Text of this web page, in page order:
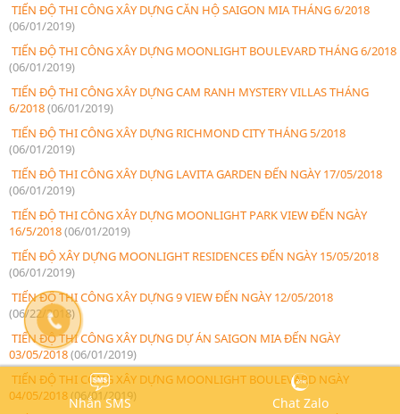
TIẾN ĐỘ THI CÔNG XÂY DỰNG CĂN HỘ SAIGON MIA THÁNG 6/2018
(06/01/2019)
TIẾN ĐỘ THI CÔNG XÂY DỰNG MOONLIGHT BOULEVARD THÁNG 6/2018
(06/01/2019)
TIẾN ĐỘ THI CÔNG XÂY DỰNG CAM RANH MYSTERY VILLAS THÁNG
6/2018(06/01/2019)
TIẾN ĐỘ THI CÔNG XÂY DỰNG RICHMOND CITY THÁNG 5/2018
(06/01/2019)
TIẾN ĐỘ THI CÔNG XÂY DỰNG LAVITA GARDEN ĐẾN NGÀY 17/05/2018
(06/01/2019)
TIẾN ĐỘ THI CÔNG XÂY DỰNG MOONLIGHT PARK VIEW ĐẾN NGÀY
16/5/2018(06/01/2019)
TIẾN ĐỘ XÂY DỰNG MOONLIGHT RESIDENCES ĐẾN NGÀY 15/05/2018
(06/01/2019)
TIẾN ĐỘ THI CÔNG XÂY DỰNG 9 VIEW ĐẾN NGÀY 12/05/2018
(06/22/2018)
TIẾN ĐỘ THI CÔNG XÂY DỰNG DỰ ÁN SAIGON MIA ĐẾN NGÀY
03/05/2018(06/01/2019)
TIẾN ĐỘ THI CÔNG XÂY DỰNG MOONLIGHT BOULEVARD NGÀY
04/05/2018 (06/01/2019)
Nhắn SMS Chat Zalo